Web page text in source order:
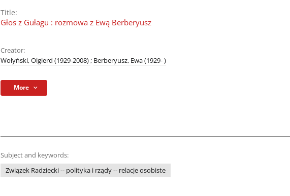
Title:
Głos z Gułagu : rozmowa z Ewą Berberyusz
Creator:
Wołyński, Olgierd (1929-2008); Berberyusz, Ewa (1929- )
More
Subject and keywords:
Związek Radziecki -- polityka i rządy -- relacje osobiste